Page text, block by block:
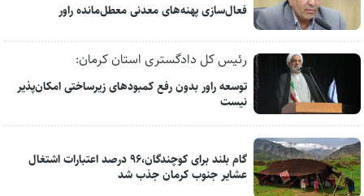
فعال‌سازی پهنه‌های معدنی معطل‌مانده راور
رئیس کل دادگستری استان کرمان:
توسعه راور بدون رفع کمبودهای زیرساختی امکان‌پذیر
نیست
گام بلند برای کوچندگان،۹۶ درصد اعتبارات اشتغال
عشایر جنوب کرمان جذب شد